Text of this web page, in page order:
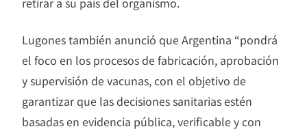
Lugones también anunció que Argentina “pondrá
el foco en los procesos de fabricación, aprobación
y supervisión de vacunas, con el objetivo de
garantizar que las decisiones sanitarias estén
basadas en evidencia pública, verificable y con